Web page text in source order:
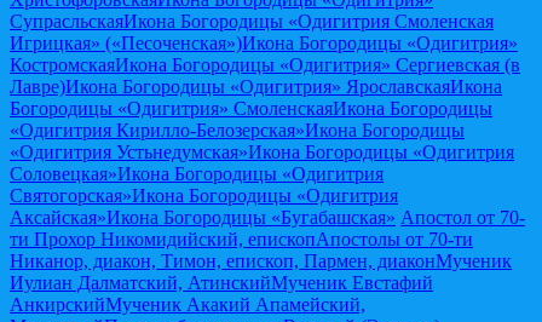
СупрасльскаяИкона Богородицы «Одигитрия Смоленская
Игрицкая» («Песоченская»)Икона Богородицы «Одигитрия»
КостромскаяИкона Богородицы «Одигитрия» Сергиевская (в
Лавре)Икона Богородицы «Одигитрия» ЯрославскаяИкона
Богородицы «Одигитрия» СмоленскаяИкона Богородицы
«Одигитрия Кирилло-Белозерская»Икона Богородицы
«Одигитрия Устьнедумская»Икона Богородицы «Одигитрия
Соловецкая»Икона Богородицы «Одигитрия
Святогорская»Икона Богородицы «Одигитрия
Аксайская»Икона Богородицы «Бугабашская» Апостол от 70-
ти Прохор Никомидийский, епископАпостолы от 70-ти
Никанор, диакон, Тимон, епископ, Пармен, диаконМученик
Иулиан Далматский, АтинскийМученик Евстафий
АнкирскийМученик Акакий Апамейский,